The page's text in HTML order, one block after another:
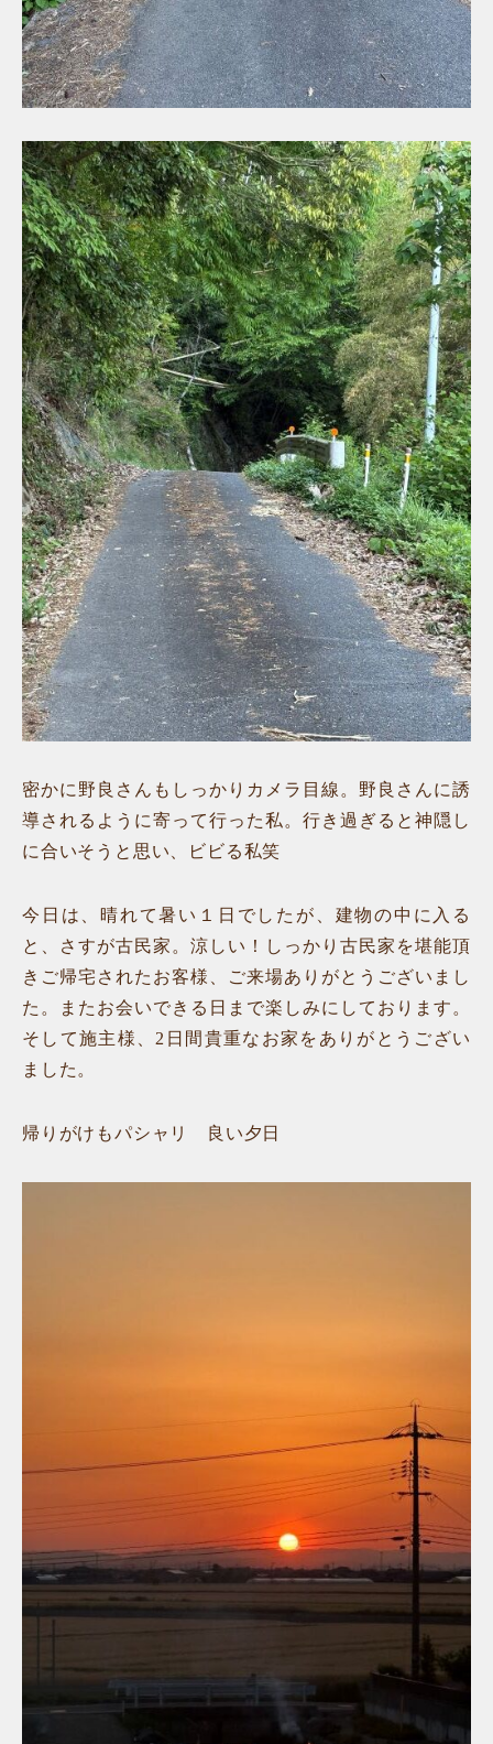
密かに野良さんもしっかりカメラ目線。野良さんに誘
導されるように寄って行った私。行き過ぎると神隠し
に合いそうと思い、ビビる私笑
今日は、晴れて暑い１日でしたが、建物の中に入る
と、さすが古民家。涼しい！しっかり古民家を堪能頂
きご帰宅されたお客様、ご来場ありがとうございまし
た。またお会いできる日まで楽しみにしております。
そして施主様、2日間貴重なお家をありがとうござい
ました。
帰りがけもパシャリ 良い夕日